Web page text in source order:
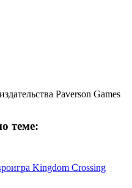
Paverson Games
теме:
Kingdom Crossing